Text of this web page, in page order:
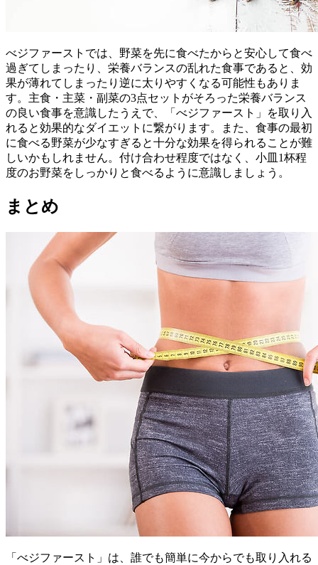
べジファーストでは、野菜を先に食べたからと安心して食べ
過ぎてしまったり、栄養バランスの乱れた食事であると、効
果が薄れてしまったり逆に太りやすくなる可能性もありま
す。主食・主菜・副菜の3点セットがそろった栄養バランス
の良い食事を意識したうえで、「べジファースト」を取り入
れると効果的なダイエットに繋がります。また、食事の最初
に食べる野菜が少なすぎると十分な効果を得られることが難
しいかもしれません。付け合わせ程度ではなく、小皿1杯程
度のお野菜をしっかりと食べるように意識しましょう。
まとめ
「べジファースト」は、誰でも簡単に今からでも取り入れる